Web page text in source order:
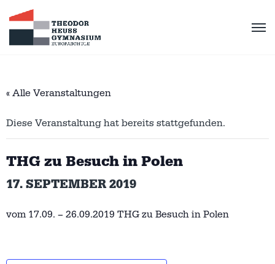
« Alle Veranstaltungen
Diese Veranstaltung hat bereits stattgefunden.
THG zu Besuch in Polen
17. SEPTEMBER 2019
vom 17.09. – 26.09.2019 THG zu Besuch in Polen